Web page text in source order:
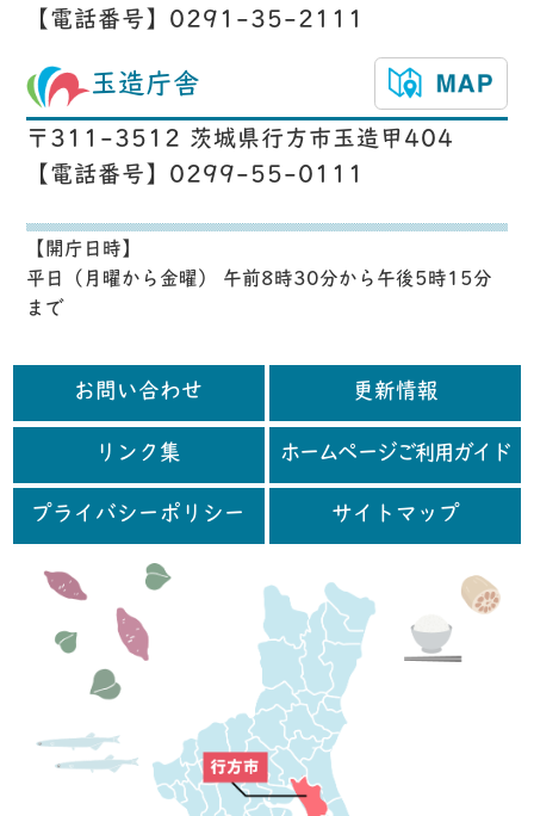
【電話番号】0291-35-2111
玉造庁舎
〒311-3512 茨城県行方市玉造甲404
【電話番号】0299-55-0111
【開庁日時】
平日（月曜から金曜） 午前8時30分から午後5時15分
まで
お問い合わせ 更新情報
リンク集 ホームページご利用ガイド
プライバシーポリシー サイトマップ